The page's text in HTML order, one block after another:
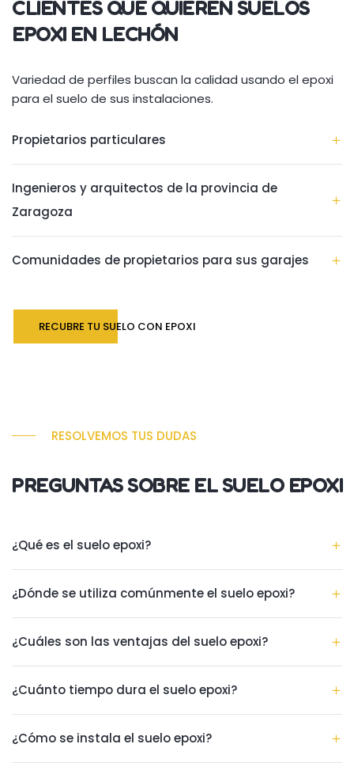
CLIENTES QUE QUIEREN SUELOS
EPOXI EN LECHÓN
Variedad de perfiles buscan la calidad usando el epoxi
para el suelo de sus instalaciones.
Propietarios particulares
Ingenieros y arquitectos de la provincia de
Zaragoza
Comunidades de propietarios para sus garajes
RECUBRE TU SUELO CON EPOXI
RESOLVEMOS TUS DUDAS
PREGUNTAS SOBRE EL SUELO EPOXI
¿Qué es el suelo epoxi?
¿Dónde se utiliza comúnmente el suelo epoxi?
¿Cuáles son las ventajas del suelo epoxi?
¿Cuánto tiempo dura el suelo epoxi?
¿Cómo se instala el suelo epoxi?